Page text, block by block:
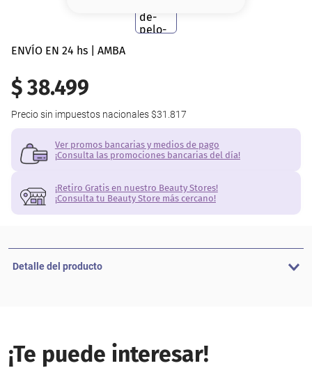
ENVÍO EN 24 hs | AMBA
$38.499
Precio sin impuestos nacionales $31.817
Ver promos bancarias y medios de pago
¡Consulta las promociones bancarias del día!
¡Retiro Gratis en nuestro Beauty Stores!
¡Consulta tu Beauty Store más cercano!
Detalle del producto
¡Te puede interesar!